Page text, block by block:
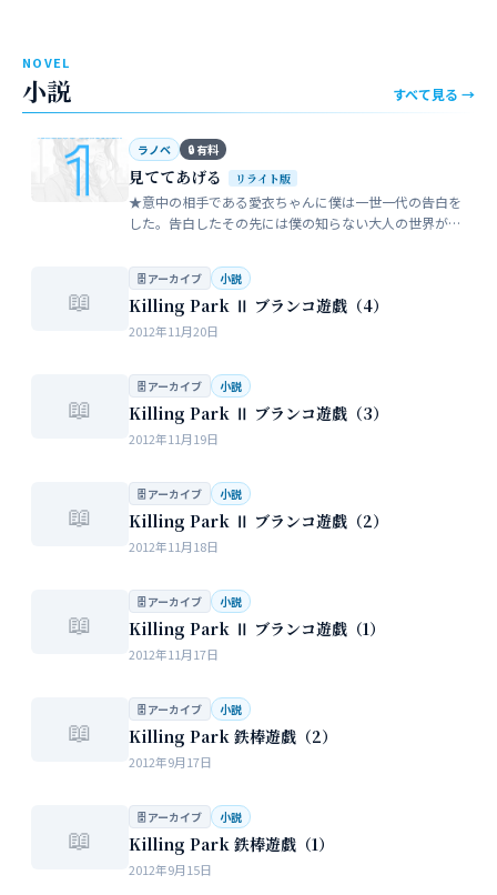
NOVEL
小説 すべて見る →
ラノベ 🔒 有料
見ててあげる リライト版
★意中の相手である愛衣ちゃんに僕は一世一代の告白を
した。告白したその先には僕の知らない大人の世界が待
る常識。。。…
📖
🗄 アーカイブ 小説
Killing Park Ⅱ ブランコ遊戯（4）
2012年11月20日
📖
🗄 アーカイブ 小説
Killing Park Ⅱ ブランコ遊戯（3）
2012年11月19日
📖
🗄 アーカイブ 小説
Killing Park Ⅱ ブランコ遊戯（2）
2012年11月18日
📖
🗄 アーカイブ 小説
Killing Park Ⅱ ブランコ遊戯（1）
2012年11月17日
📖
🗄 アーカイブ 小説
Killing Park 鉄棒遊戯（2）
2012年9月17日
📖
🗄 アーカイブ 小説
Killing Park 鉄棒遊戯（1）
2012年9月15日